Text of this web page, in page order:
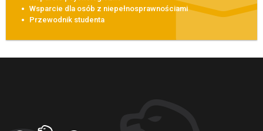
Wsparcie dla osób z niepełnosprawnościami
Przewodnik studenta